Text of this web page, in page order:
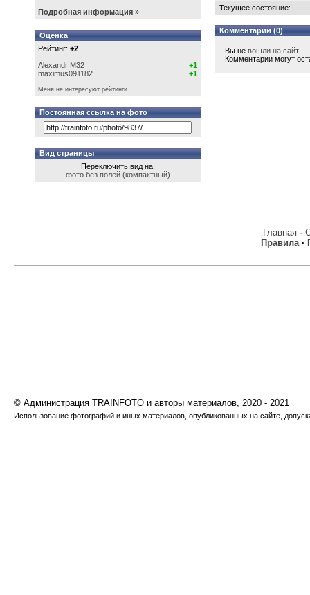
Подробная информация »
Оценка
Рейтинг: +2
Alexandr M32
+1
maximus091182
+1
Меня не интересуют рейтинги
Постоянная ссылка на фото
Вид страницы
Переключить вид на:
фото без полей (компактный)
Текущее состояние:
Комментарии (0)
Вы не вошли на сайт.
Комментарии могут
Главная·
Правила·
© Администрация TRAINFOTO и авторы материалов, 2020 - 2021
Использование фотографий и иных материалов, опубликованных на сайте,